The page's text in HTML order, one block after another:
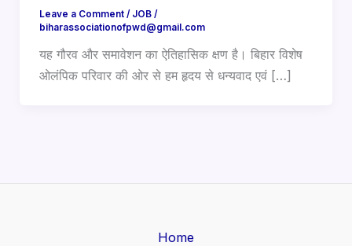
Leave a Comment / JOB/
biharassociationofpwd@gmail.com
यह गौरव और समावेशन का ऐतिहासिक क्षण है। बिहार विशेष
ओलंपिक परिवार की ओर से हम हृदय से धन्यवाद एवं […]
Home